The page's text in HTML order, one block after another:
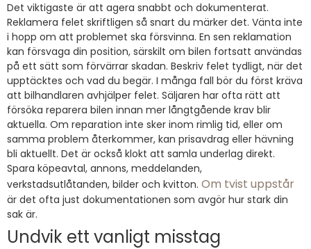
Det viktigaste är att agera snabbt och dokumenterat.
Reklamera felet skriftligen så snart du märker det. Vänta inte
i hopp om att problemet ska försvinna. En sen reklamation
kan försvaga din position, särskilt om bilen fortsatt användas
på ett sätt som förvärrar skadan. Beskriv felet tydligt, när det
upptäcktes och vad du begär. I många fall bör du först kräva
att bilhandlaren avhjälper felet. Säljaren har ofta rätt att
försöka reparera bilen innan mer långtgående krav blir
aktuella. Om reparation inte sker inom rimlig tid, eller om
samma problem återkommer, kan prisavdrag eller hävning
bli aktuellt. Det är också klokt att samla underlag direkt.
Spara köpeavtal, annons, meddelanden,
verkstadsutlåtanden, bilder och kvitton. Om tvist uppstår
är det ofta just dokumentationen som avgör hur stark din
sak är.
Undvik ett vanligt misstag